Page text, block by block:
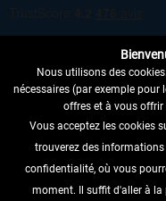
RENONCER AU
INFORMATIONS
Nous utilisons des
nécessaires (par exemple pour
offres et à vous offrir
Vous acceptez les cookies
trouverez des
confidentialité, où vous
moment. Il suffit d'aller à la